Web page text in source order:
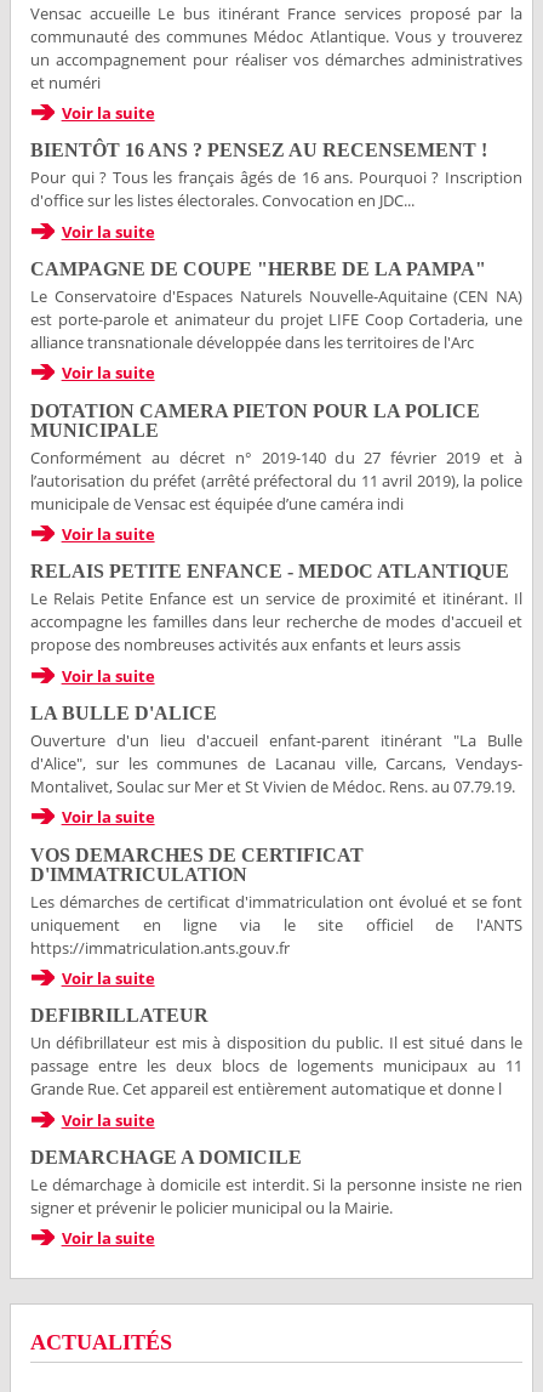
Vensac accueille Le bus itinérant France services proposé par la
communauté des communes Médoc Atlantique. Vous y trouverez
un accompagnement pour réaliser vos démarches administratives
et numéri
Voir la suite
BIENTÔT 16 ANS ? PENSEZ AU RECENSEMENT !
Pour qui ? Tous les français âgés de 16 ans. Pourquoi ? Inscription
d'office sur les listes électorales. Convocation en JDC...
Voir la suite
CAMPAGNE DE COUPE "HERBE DE LA PAMPA"
Le Conservatoire d'Espaces Naturels Nouvelle-Aquitaine (CEN NA)
est porte-parole et animateur du projet LIFE Coop Cortaderia, une
alliance transnationale développée dans les territoires de l'Arc
Voir la suite
DOTATION CAMERA PIETON POUR LA POLICE
MUNICIPALE
Conformément au décret n° 2019-140 du 27 février 2019 et à
l’autorisation du préfet (arrêté préfectoral du 11 avril 2019), la police
municipale de Vensac est équipée d’une caméra indi
Voir la suite
RELAIS PETITE ENFANCE - MEDOC ATLANTIQUE
Le Relais Petite Enfance est un service de proximité et itinérant. Il
accompagne les familles dans leur recherche de modes d'accueil et
propose des nombreuses activités aux enfants et leurs assis
Voir la suite
LA BULLE D'ALICE
Ouverture d'un lieu d'accueil enfant-parent itinérant "La Bulle
d'Alice", sur les communes de Lacanau ville, Carcans, Vendays-
Montalivet, Soulac sur Mer et St Vivien de Médoc. Rens. au 07.79.19.
Voir la suite
VOS DEMARCHES DE CERTIFICAT
D'IMMATRICULATION
Les démarches de certificat d'immatriculation ont évolué et se font
uniquement en ligne via le site officiel de l'ANTS
https://immatriculation.ants.gouv.fr
Voir la suite
DEFIBRILLATEUR
Un défibrillateur est mis à disposition du public. Il est situé dans le
passage entre les deux blocs de logements municipaux au 11
Grande Rue. Cet appareil est entièrement automatique et donne l
Voir la suite
DEMARCHAGE A DOMICILE
Le démarchage à domicile est interdit. Si la personne insiste ne rien
signer et prévenir le policier municipal ou la Mairie.
Voir la suite
ACTUALITÉS